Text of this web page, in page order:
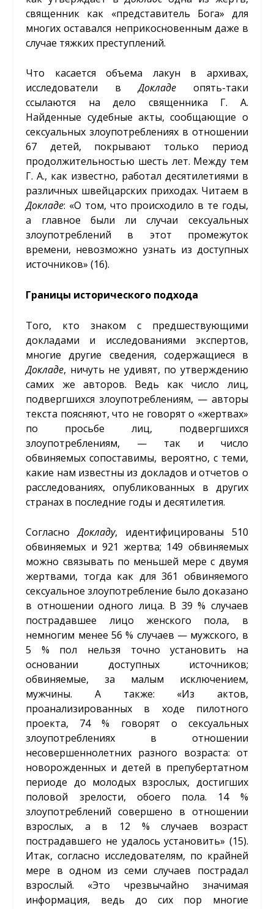
священник как «представитель Бога» для
многих оставался неприкосновенным даже в
случае тяжких преступлений.
Что касается объема лакун в архивах,
исследователи вДокладеопять-таки
ссылаются на дело священника Г. А.
Найденные судебные акты, сообщающие о
сексуальных злоупотреблениях в отношении
67 детей, покрывают только период
продолжительностью шесть лет. Между тем
Г. А., как известно, работал десятилетиями в
различных швейцарских приходах. Читаем в
Докладе: «О том, что происходило в те годы,
а главное были ли случаи сексуальных
злоупотреблений в этот промежуток
времени, невозможно узнать из доступных
источников» (16).
Границы исторического подхода
Того, кто знаком с предшествующими
докладами и исследованиями экспертов,
многие другие сведения, содержащиеся в
Докладе, ничуть не удивят, по утверждению
самих же авторов. Ведь как число лиц,
подвергшихся злоупотреблениям, — авторы
текста поясняют, что не говорят о «жертвах»
по просьбе лиц, подвергшихся
злоупотреблениям, — так и число
обвиняемых сопоставимы, вероятно, с теми,
какие нам известны из докладов и отчетов о
расследованиях, опубликованных в других
странах в последние годы и десятилетия.
СогласноДокладу, идентифицированы 510
обвиняемых и 921 жертва; 149 обвиняемых
можно связывать по меньшей мере с двумя
жертвами, тогда как для 361 обвиняемого
сексуальное злоупотребление было доказано
в отношении одного лица. В 39 % случаев
пострадавшее лицо женского пола, в
немногим менее 56 % случаев — мужского, в
5 % пол нельзя точно установить на
основании доступных источников;
обвиняемые, за малым исключением,
мужчины. А также: «Из актов,
проанализированных в ходе пилотного
проекта, 74 % говорят о сексуальных
злоупотреблениях в отношении
несовершеннолетних разного возраста: от
новорожденных и детей в препубертатном
периоде до молодых взрослых, достигших
половой зрелости, обоего пола. 14 %
злоупотреблений совершено в отношении
взрослых, а в 12 % случаев возраст
пострадавшего не удалось установить» (15).
Итак, согласно исследователям, по крайней
мере в одном из семи случаев пострадал
взрослый. «Это чрезвычайно значимая
информация, ведь до сих пор многие